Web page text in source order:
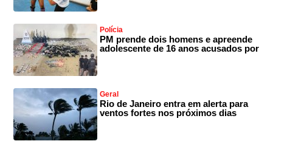
Polícia
PM prende dois homens e apreende
adolescente de 16 anos acusados por
Geral
Rio de Janeiro entra em alerta para
ventos fortes nos próximos dias